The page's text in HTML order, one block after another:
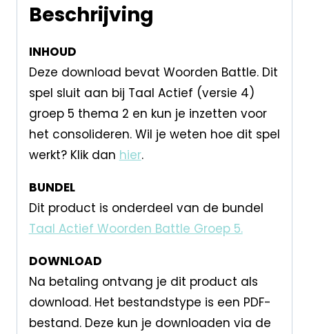
Beschrijving
INHOUD
Deze download bevat Woorden Battle. Dit
spel sluit aan bij Taal Actief (versie 4)
groep 5 thema 2 en kun je inzetten voor
het consolideren. Wil je weten hoe dit spel
werkt? Klik dan hier.
BUNDEL
Dit product is onderdeel van de bundel
Taal Actief Woorden Battle Groep 5.
DOWNLOAD
Na betaling ontvang je dit product als
download. Het bestandstype is een PDF-
bestand. Deze kun je downloaden via de